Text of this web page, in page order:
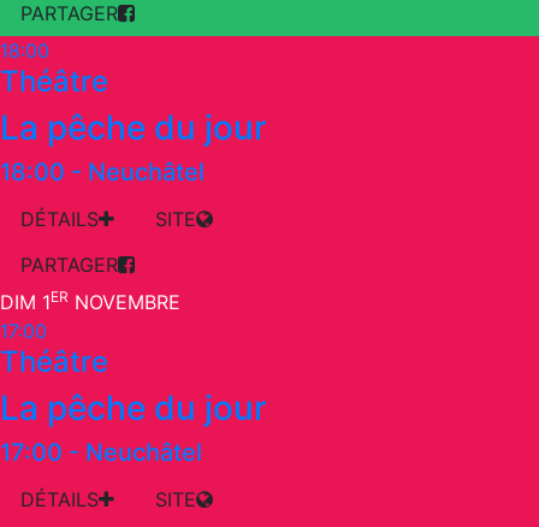
PARTAGER
18:00
Théâtre
La pêche du jour
18:00 - Neuchâtel
DÉTAILS
SITE
PARTAGER
DIM 1ER NOVEMBRE
17:00
Théâtre
La pêche du jour
17:00 - Neuchâtel
DÉTAILS SITE